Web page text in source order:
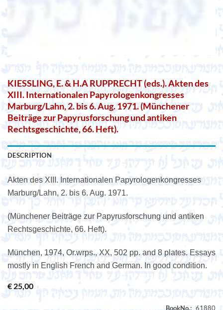
KIESSLING, E. & H.A RUPPRECHT (eds.). Akten des
XIII. Internationalen Papyrologenkongresses
Marburg/Lahn, 2. bis 6. Aug. 1971. (Münchener
Beiträge zur Papyrusforschung und antiken
Rechtsgeschichte, 66. Heft).
DESCRIPTION
Akten des XIII. Internationalen Papyrologenkongresses
Marburg/Lahn, 2. bis 6. Aug. 1971.
(Münchener Beiträge zur Papyrusforschung und antiken
Rechtsgeschichte, 66. Heft).
München, 1974, Or.wrps., XX, 502 pp. and 8 plates. Essays
mostly in English French and German. In good condition.
€ 25,00